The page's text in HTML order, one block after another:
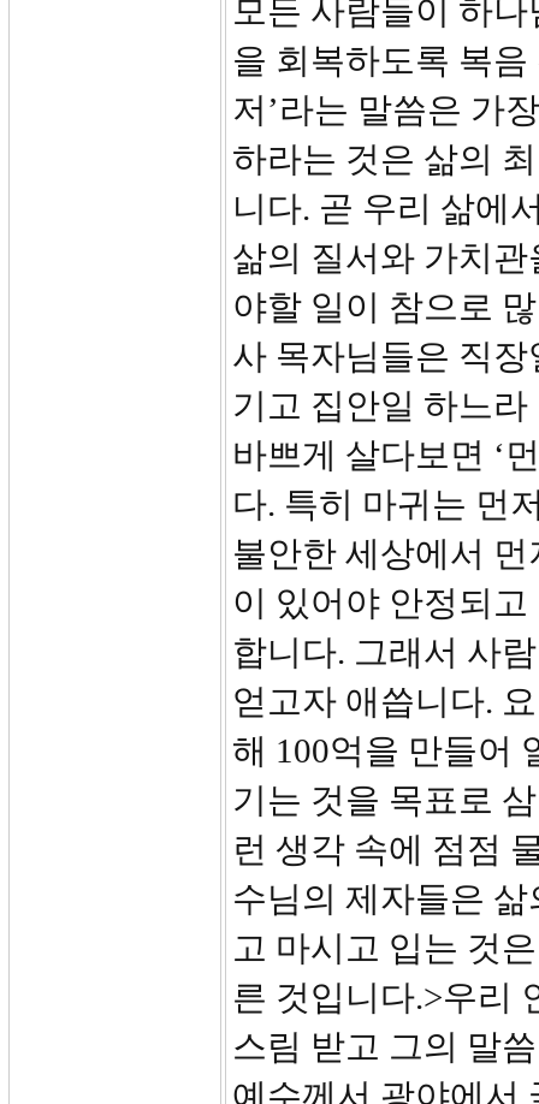
모든 사람들이 하
을 회복하도록 복
저’라는 말씀은 가
하라는 것은 삶의
니다. 곧 우리 삶에
삶의 질서와 가치
야할 일이 참으로
사 목자님들은 직
기고 집안일 하느
바쁘게 살다보면 ‘
다. 특히 마귀는 먼
불안한 세상에서
이 있어야 안정되
합니다. 그래서 사
얻고자 애씁니다.
해 100억을 만들어
기는 것을 목표로
런 생각 속에 점점
수님의 제자들은
고 마시고 입는 것
른 것입니다.>우리
스림 받고 그의 말
예수께서 광야에서